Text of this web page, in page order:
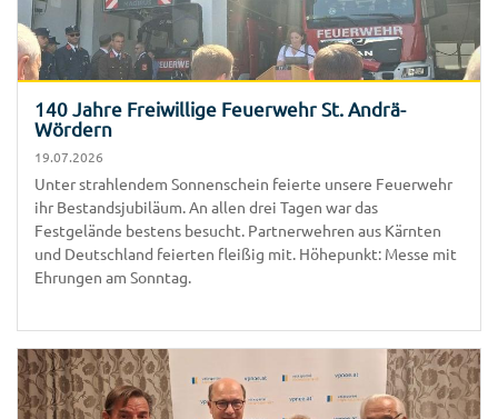
140 Jahre Freiwillige Feuerwehr St. Andrä-
Wördern
Unter strahlendem Sonnenschein feierte unsere Feuerwehr
ihr Bestandsjubiläum. An allen drei Tagen war das
Festgelände bestens besucht. Partnerwehren aus Kärnten
und Deutschland feierten fleißig mit. Höhepunkt: Messe mit
Ehrungen am Sonntag.
19.07.2026